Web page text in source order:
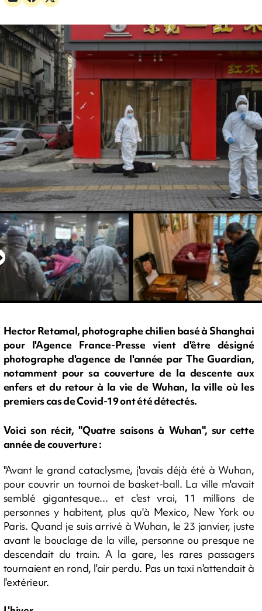
Hector Retamal, photographe chilien basé à Shanghai
pour l'Agence France-Presse vient d'être désigné
photographe d'agence de l'année par The Guardian,
notamment pour sa couverture de la descente aux
enfers et du retour à la vie de Wuhan, la ville où les
premiers cas de Covid-19 ont été détectés.
Voici son récit, "Quatre saisons à Wuhan", sur cette
année de couverture :
"Avant le grand cataclysme, j'avais déjà été à Wuhan,
pour couvrir un tournoi de basket-ball. La ville m'avait
semblé gigantesque... et c'est vrai, 11 millions de
personnes y habitent, plus qu'à Mexico, New York ou
Paris. Quand je suis arrivé à Wuhan, le 23 janvier, juste
avant le bouclage de la ville, personne ou presque ne
descendait du train. A la gare, les rares passagers
tournaient en rond, l'air perdu. Pas un taxi n'attendait à
l'extérieur.